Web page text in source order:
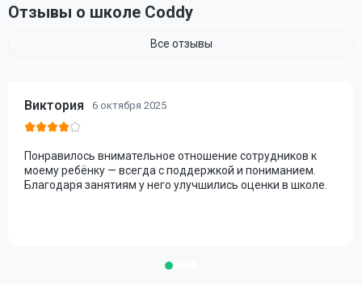
Отзывы о школе Coddy
Все отзывы
Виктория 6 октября 2025
Понравилось внимательное отношение сотрудников к
моему ребёнку — всегда с поддержкой и пониманием.
Благодаря занятиям у него улучшились оценки в школе.